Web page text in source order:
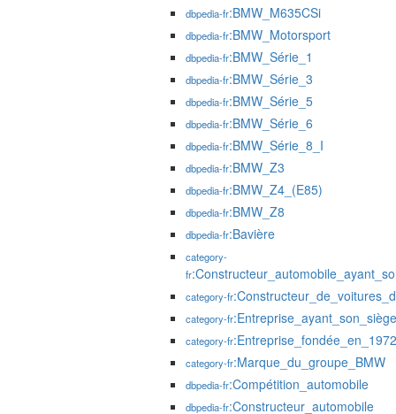
dbpedia-fr:BMW_M635CSi
dbpedia-fr:BMW_Motorsport
dbpedia-fr:BMW_Série_1
dbpedia-fr:BMW_Série_3
dbpedia-fr:BMW_Série_5
dbpedia-fr:BMW_Série_6
dbpedia-fr:BMW_Série_8_I
dbpedia-fr:BMW_Z3
dbpedia-fr:BMW_Z4_(E85)
dbpedia-fr:BMW_Z8
dbpedia-fr:Bavière
category-
fr
category-fr
category-fr
category-fr:Entreprise_fondée_en_1972
category-fr:Marque_du_groupe_BMW
dbpedia-fr:Compétition_automobile
dbpedia-fr:Constructeur_automobile